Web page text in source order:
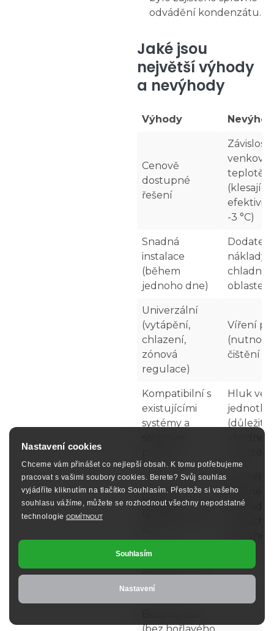
Nastavení cookies
Chceme vám přinášet co nejlepší obsah. K tomu potřebujeme
pracovat s vašimi soubory cookies. Berete? Svůj souhlas
vyjádříte kliknutím na tlačítko Souhlasím. Přestože si vašeho
souhlasu vážíme, můžete se rozhodnout všechny nepodstatné
technologie ODMÍTNOUT
Souhlasím
Nastavení
odvádění kondenzátu.
Jaké jsou
největší výhody
a nevýhody
Výhody
Cenově
dostupné
řešení
Závislost
venkovní
teplotě
(klesající
-3 °C)
Snadná
instalace
(během
jednoho dne)
náklady v
Univerzální
(vytápění,
chlazení,
zónová
regulace)
Víření
(nutnost
čištění
Kompatibilní s
existujícími
systémy a
Hluk
jednotky
(důležité
Vysoká
(nutné
čerpadlo
Odvlhčování
vzduchu